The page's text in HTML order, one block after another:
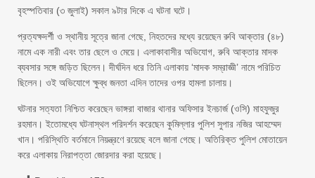
বৃহস্পতিবার (৩ জুলাই) সকাল ৯টার দিকে এ ঘটনা ঘটে।
প্রত্যক্ষদর্শী ও স্থানীয় সূত্রে জানা গেছে, নিহতদের মধ্যে রয়েছেন রুবি আক্তার (৪৮)
নামে এক নারী এবং তার ছেলে ও মেয়ে। এলাকাবাসীর অভিযোগ, রুবি আক্তার মাদক
ব্যবসার সঙ্গে জড়িত ছিলেন। দীর্ঘদিন ধরে তিনি এলাকায় ‘মাদক সম্রাজ্ঞী’ নামে পরিচিত
ছিলেন। ওই অভিযোগে ক্ষুব্ধ জনতা এদিন তাদের ওপর হামলা চালায়।
ঘটনার সত্যতা নিশ্চিত করেছেন ভাঙ্গরা বাজার থানার অফিসার ইনচার্জ (ওসি) মাহফুজুর
রহমান। ইতোমধ্যে ঘটনাস্থল পরিদর্শন করেছেন কুমিল্লার পুলিশ সুপার নজির আহম্মেদ
খান। পরিস্থিতি বর্তমানে নিয়ন্ত্রণে রয়েছে বলে জানা গেছে। অতিরিক্ত পুলিশ মোতায়েন
করে এলাকায় নিরাপত্তা জোরদার করা হয়েছে।